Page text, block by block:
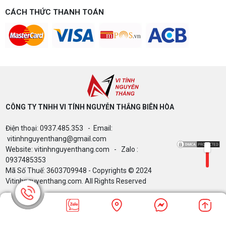
Build PC gaming 15 triệu chơi được game gì? Vi
dễ nâng cấp CPU/VGA sau này, tư vấn miễn phí
theo đúng ngân sách.
Build PC gaming theo ngân sách từ 10-40 triệu:
cách phân bổ CPU, GPU, RAM hợp lý, chọn
Intel/AMD và tránh sai tương thích. Tư vấn miễn
phí tại Vi tính Nguyễn Thắng.
GIGABYTE & INTEL CORE ULTRA 200S
PLUS – NHẬN VOUCHER ĐẾN 800K
Thông báo v/v sử dụng phần mềm bản
quyền ( Vi tính Nguyễn Thắng)
CÁCH THỨC THANH TOÁN
CÔNG TY TNHH VI TÍNH NGUYỄN THẮNG BIÊN HÒA​
Điện thoại: 0937.485.353 - Email:
vitinhnguyenthang@gmail.com
Website: vitinhnguyenthang.com - Zalo :
0937485353
Mã Số Thuế: 3603709948 - Copyrights © 2024
Vitinhnguyenthang.com. All Rights Reserved